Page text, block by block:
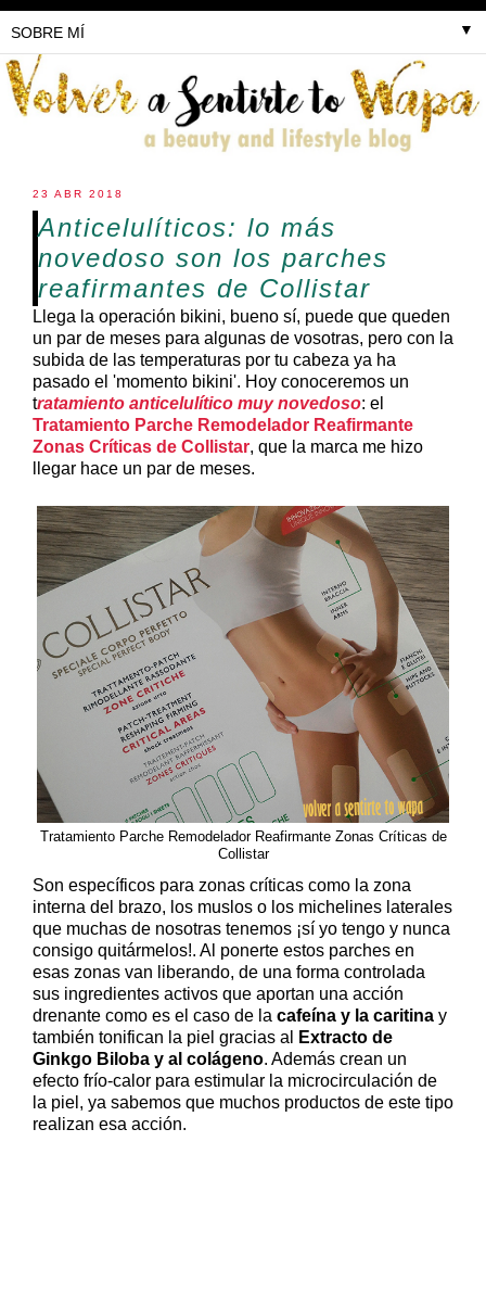
▼
23 ABR 2018
Anticelulíticos: lo más
novedoso son los parches
reafirmantes de Collistar
Llega la operación bikini, bueno sí, puede que queden
un par de meses para algunas de vosotras, pero con la
subida de las temperaturas por tu cabeza ya ha
pasado el 'momento bikini'. Hoy conoceremos un
tratamiento anticelulítico muy novedoso: el
Tratamiento Parche Remodelador Reafirmante
Zonas Críticas de Collistar, que la marca me hizo
llegar hace un par de meses.
Tratamiento Parche Remodelador Reafirmante Zonas Críticas de
Collistar
Son específicos para zonas críticas como la zona
interna del brazo, los muslos o los michelines laterales
que muchas de nosotras tenemos ¡sí yo tengo y nunca
consigo quitármelos!. Al ponerte estos parches en
esas zonas van liberando, de una forma controlada
sus ingredientes activos que aportan una acción
drenante como es el caso de la cafeína y la caritina y
también tonifican la piel gracias al
Extracto de
Ginkgo Biloba y al colágeno. Además crean un
efecto frío-calor para estimular la microcirculación de
la piel, ya sabemos que muchos productos de este tipo
realizan esa acción.